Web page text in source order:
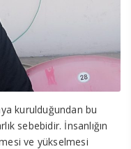
kurulduğundan bu
sebebidir. İnsanlığın
ve yükselmesi